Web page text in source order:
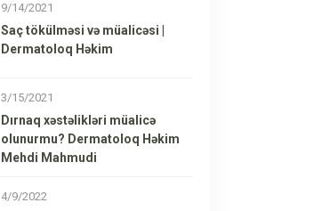
9/14/2021
Saç tökülməsi və müalicəsi |
Dermatoloq Həkim
3/15/2021
Dırnaq xəstəlikləri müalicə
olunurmu? Dermatoloq Həkim
Mehdi Mahmudi
4/9/2022